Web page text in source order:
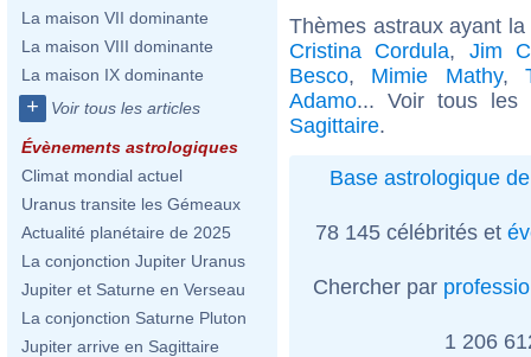
La maison VII dominante
La maison VIII dominante
La maison IX dominante
+ Voir tous les articles
Évènements astrologiques
Climat mondial actuel
Uranus transite les Gémeaux
Actualité planétaire de 2025
La conjonction Jupiter Uranus
Jupiter et Saturne en Verseau
La conjonction Saturne Pluton
Jupiter arrive en Sagittaire
Thèmes astraux ayant
Cristina Cordula, Jim
Besco, Mimie Mathy,
Adamo... Voir tous les
Sagittaire.
Base astrologique
78 145 célébrités et
Chercher par
1 206